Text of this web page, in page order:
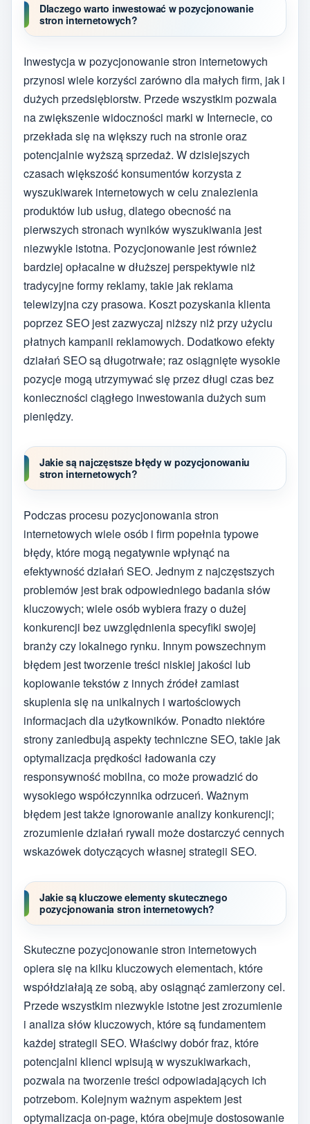
Dlaczego warto inwestować w pozycjonowanie
stron internetowych?
Inwestycja w pozycjonowanie stron internetowych
przynosi wiele korzyści zarówno dla małych firm, jak i
dużych przedsiębiorstw. Przede wszystkim pozwala
na zwiększenie widoczności marki w Internecie, co
przekłada się na większy ruch na stronie oraz
potencjalnie wyższą sprzedaż. W dzisiejszych
czasach większość konsumentów korzysta z
wyszukiwarek internetowych w celu znalezienia
produktów lub usług, dlatego obecność na
pierwszych stronach wyników wyszukiwania jest
niezwykle istotna. Pozycjonowanie jest również
bardziej opłacalne w dłuższej perspektywie niż
tradycyjne formy reklamy, takie jak reklama
telewizyjna czy prasowa. Koszt pozyskania klienta
poprzez SEO jest zazwyczaj niższy niż przy użyciu
płatnych kampanii reklamowych. Dodatkowo efekty
działań SEO są długotrwałe; raz osiągnięte wysokie
pozycje mogą utrzymywać się przez długi czas bez
konieczności ciągłego inwestowania dużych sum
pieniędzy.
Jakie są najczęstsze błędy w pozycjonowaniu
stron internetowych?
Podczas procesu pozycjonowania stron
internetowych wiele osób i firm popełnia typowe
błędy, które mogą negatywnie wpłynąć na
efektywność działań SEO. Jednym z najczęstszych
problemów jest brak odpowiedniego badania słów
kluczowych; wiele osób wybiera frazy o dużej
konkurencji bez uwzględnienia specyfiki swojej
branży czy lokalnego rynku. Innym powszechnym
błędem jest tworzenie treści niskiej jakości lub
kopiowanie tekstów z innych źródeł zamiast
skupienia się na unikalnych i wartościowych
informacjach dla użytkowników. Ponadto niektóre
strony zaniedbują aspekty techniczne SEO, takie jak
optymalizacja prędkości ładowania czy
responsywność mobilna, co może prowadzić do
wysokiego współczynnika odrzuceń. Ważnym
błędem jest także ignorowanie analizy konkurencji;
zrozumienie działań rywali może dostarczyć cennych
wskazówek dotyczących własnej strategii SEO.
Jakie są kluczowe elementy skutecznego
pozycjonowania stron internetowych?
Skuteczne pozycjonowanie stron internetowych
opiera się na kilku kluczowych elementach, które
współdziałają ze sobą, aby osiągnąć zamierzony cel.
Przede wszystkim niezwykle istotne jest zrozumienie
i analiza słów kluczowych, które są fundamentem
każdej strategii SEO. Właściwy dobór fraz, które
potencjalni klienci wpisują w wyszukiwarkach,
pozwala na tworzenie treści odpowiadających ich
potrzebom. Kolejnym ważnym aspektem jest
optymalizacja on-page, która obejmuje dostosowanie